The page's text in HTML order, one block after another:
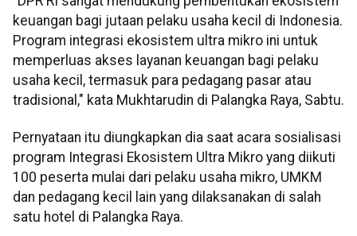
keuangan bagi jutaan pelaku usaha kecil di Indonesia.
Program integrasi ekosistem ultra mikro ini untuk
memperluas akses layanan keuangan bagi pelaku
usaha kecil, termasuk para pedagang pasar atau
tradisional," kata Mukhtarudin di Palangka Raya, Sabtu.
Pernyataan itu diungkapkan dia saat acara sosialisasi
program Integrasi Ekosistem Ultra Mikro yang diikuti
100 peserta mulai dari pelaku usaha mikro, UMKM
dan pedagang kecil lain yang dilaksanakan di salah
satu hotel di Palangka Raya.